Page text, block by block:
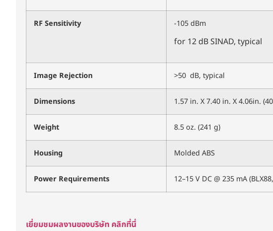
RF Sensitivity -105 dBm
for 12 dB SINAD, typical
Image Rejection >50 dB, typical
Dimensions 1.57 in. X 7.40 in. X 4.06in.
Weight 8.5 oz. (241 g)
Housing Molded ABS
Power Requirements 12–15 V DC @ 235 mA
เยี่ยมชมผลงานของบริษัท คลิกที่นี่